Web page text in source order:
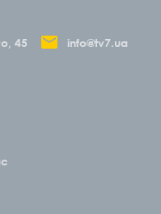
45 info@tv7.ua